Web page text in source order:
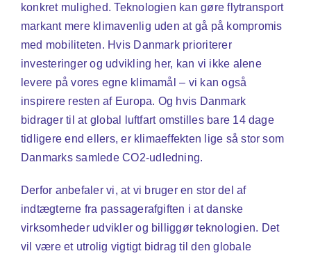
konkret mulighed. Teknologien kan gøre flytransport
markant mere klimavenlig uden at gå på kompromis
med mobiliteten. Hvis Danmark prioriterer
investeringer og udvikling her, kan vi ikke alene
levere på vores egne klimamål – vi kan også
inspirere resten af Europa. Og hvis Danmark
bidrager til at global luftfart omstilles bare 14 dage
tidligere end ellers, er klimaeffekten lige så stor som
Danmarks samlede CO2-udledning.
Derfor anbefaler vi, at vi bruger en stor del af
indtægterne fra passagerafgiften i at danske
virksomheder udvikler og billiggør teknologien. Det
vil være et utrolig vigtigt bidrag til den globale